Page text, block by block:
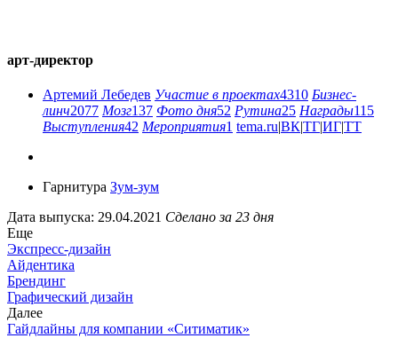
арт-директор
Артемий Лебедев Участие в проектах4310 Бизнес-
линч2077 Мозг137 Фото дня52 Рутина25 Награды115
Выступления42 Мероприятия1 tema.ru|ВК|ТГ|ИГ|ТТ
Гарнитура Зум-зум
Дата выпуска: 29.04.2021 Сделано за 23 дня
Еще
Экспресс-дизайн
Айдентика
Брендинг
Графический дизайн
Далее
Гайдлайны для компании «Ситиматик»